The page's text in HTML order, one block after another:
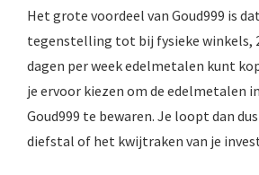
Het grote voordeel van Goud999 is
tegenstelling tot bij fysieke winkels,
dagen per week edelmetalen kunt
je ervoor kiezen om de edelmetalen
Goud999 te bewaren. Je loopt dan
diefstal of het kwijtraken van je